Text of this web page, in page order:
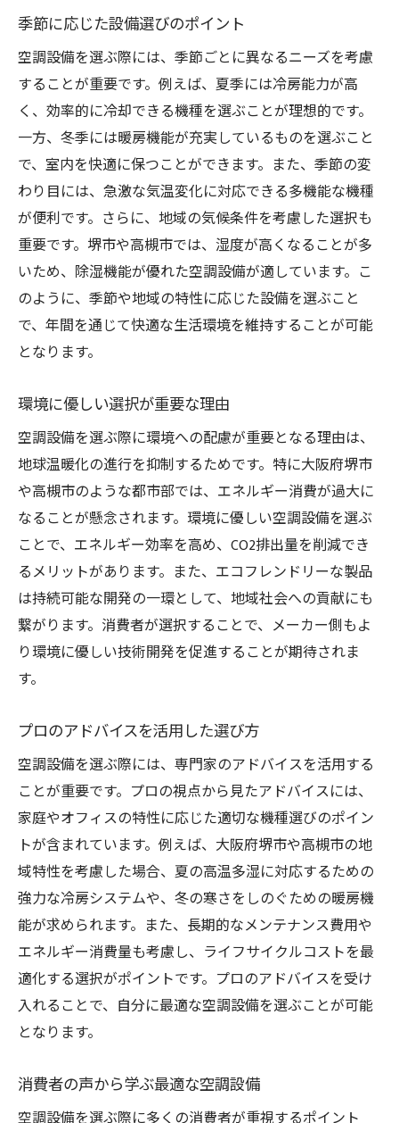
季節に応じた設備選びのポイント
空調設備を選ぶ際には、季節ごとに異なるニーズを考慮
することが重要です。例えば、夏季には冷房能力が高
く、効率的に冷却できる機種を選ぶことが理想的です。
一方、冬季には暖房機能が充実しているものを選ぶこと
で、室内を快適に保つことができます。また、季節の変
わり目には、急激な気温変化に対応できる多機能な機種
が便利です。さらに、地域の気候条件を考慮した選択も
重要です。堺市や高槻市では、湿度が高くなることが多
いため、除湿機能が優れた空調設備が適しています。こ
のように、季節や地域の特性に応じた設備を選ぶこと
で、年間を通じて快適な生活環境を維持することが可能
となります。
環境に優しい選択が重要な理由
空調設備を選ぶ際に環境への配慮が重要となる理由は、
地球温暖化の進行を抑制するためです。特に大阪府堺市
や高槻市のような都市部では、エネルギー消費が過大に
なることが懸念されます。環境に優しい空調設備を選ぶ
ことで、エネルギー効率を高め、CO2排出量を削減でき
るメリットがあります。また、エコフレンドリーな製品
は持続可能な開発の一環として、地域社会への貢献にも
繋がります。消費者が選択することで、メーカー側もよ
り環境に優しい技術開発を促進することが期待されま
す。
プロのアドバイスを活用した選び方
空調設備を選ぶ際には、専門家のアドバイスを活用する
ことが重要です。プロの視点から見たアドバイスには、
家庭やオフィスの特性に応じた適切な機種選びのポイン
トが含まれています。例えば、大阪府堺市や高槻市の地
域特性を考慮した場合、夏の高温多湿に対応するための
強力な冷房システムや、冬の寒さをしのぐための暖房機
能が求められます。また、長期的なメンテナンス費用や
エネルギー消費量も考慮し、ライフサイクルコストを最
適化する選択がポイントです。プロのアドバイスを受け
入れることで、自分に最適な空調設備を選ぶことが可能
となります。
消費者の声から学ぶ最適な空調設備